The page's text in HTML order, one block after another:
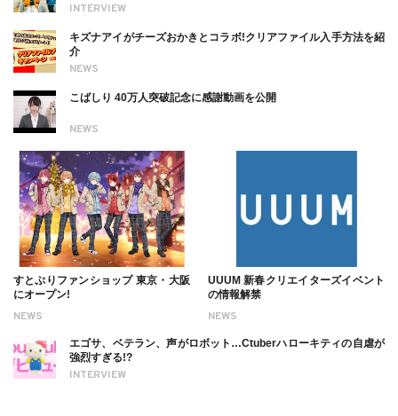
INTERVIEW
NEWS
キズナアイがチーズおかきとコラボ!クリアファイル入手方法を紹
介
NEWS
こばしり 40万人突破記念に感謝動画を公開
NEWS
すとぷりファンショップ 東京・大阪
にオープン!
NEWS
UUUM 新春クリエイターズイベント
の情報解禁
INTERVIEW
エゴサ、ベテラン、声がロボット…Ctuberハローキティの自虐が
強烈すぎる!?